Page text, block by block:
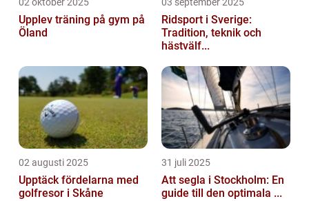
Upplev träning på gym på
Öland
Ridsport i Sverige:
Tradition, teknik och
hästvälf...
02 augusti 2025
Upptäck fördelarna med
golfresor i Skåne
31 juli 2025
Att segla i Stockholm: En
guide till den optimala ...